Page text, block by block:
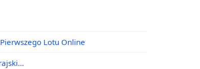
Lotu Online